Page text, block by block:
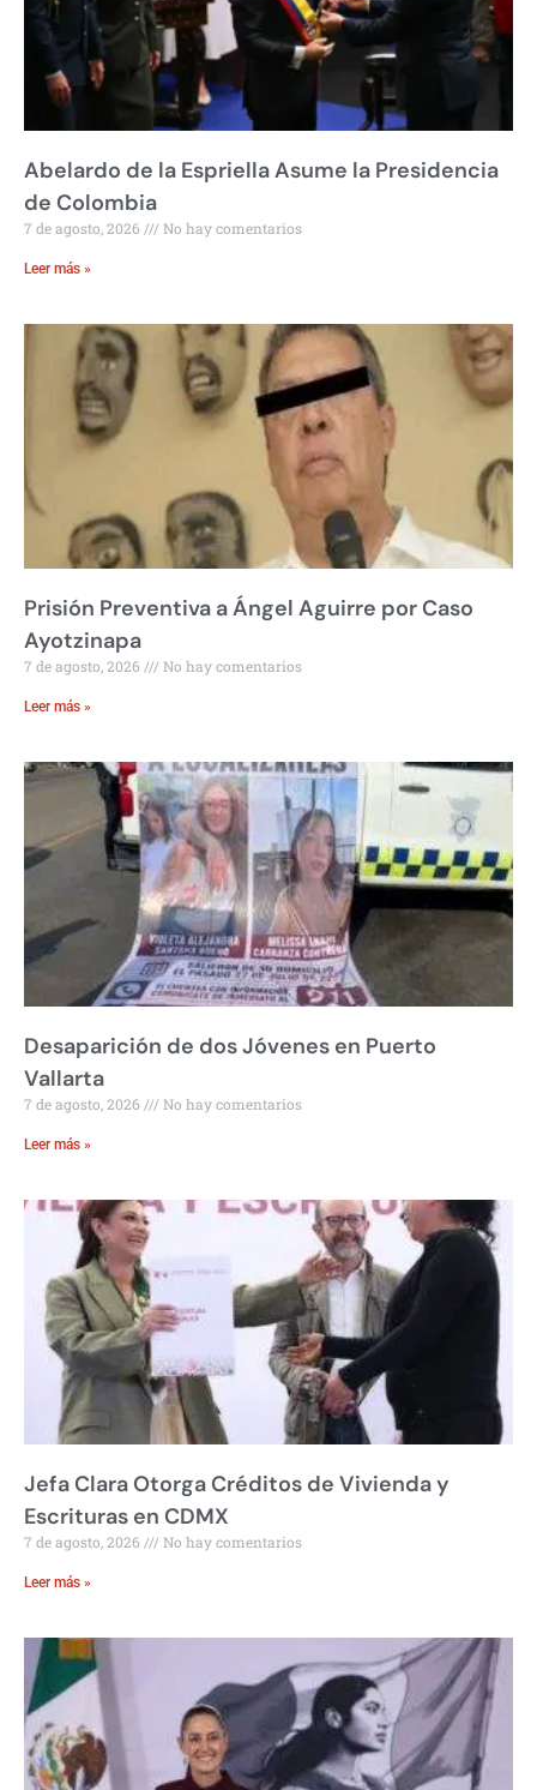
Abelardo de la Espriella Asume la Presidencia
de Colombia
7 de agosto, 2026 No hay comentarios
Leer más »
Prisión Preventiva a Ángel Aguirre por Caso
Ayotzinapa
7 de agosto, 2026 No hay comentarios
Leer más »
Desaparición de dos Jóvenes en Puerto
Vallarta
7 de agosto, 2026 No hay comentarios
Leer más »
Jefa Clara Otorga Créditos de Vivienda y
Escrituras en CDMX
7 de agosto, 2026 No hay comentarios
Leer más »